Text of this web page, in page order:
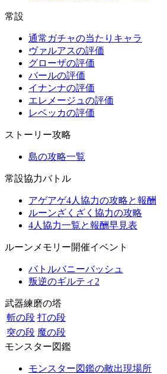
常設
通常ガチャの当たりキャラ
ヴァルアスの評価
グローザの評価
バールの評価
イナンナの評価
エレメージュの評価
レベッカの評価
ストーリー攻略
島の攻略一覧
常設協力バトル
アゲアゲ4人協力の攻略と報酬
ルーンざくざく協力の攻略
4人協力一覧と報酬早見表
ルーンメモリー開催イベント
バトルバニーバッシュ
叛逆のギルティ2
武器練磨の塔
斬の段 打の段
突の段 魔の段
モンスター図鑑
モンスター図鑑の敵出現場所